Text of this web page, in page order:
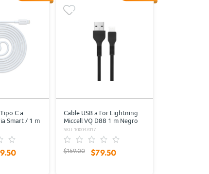
C a
Smart / 1 m
Cable USB a For Lightning
Miccell VQ D88 1 m Negro
SKU: 100047017
$159.00 $79.50